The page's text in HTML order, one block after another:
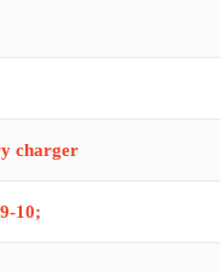
charger
10;